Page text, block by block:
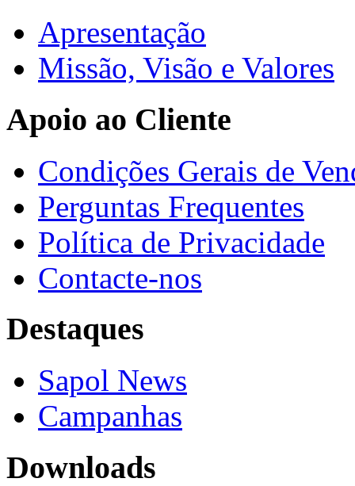
Apresentação
Missão, Visão e Valores
Apoio ao Cliente
Condições Gerais de
Perguntas Frequentes
Política de Privacidade
Contacte-nos
Destaques
Sapol News
Campanhas
Downloads